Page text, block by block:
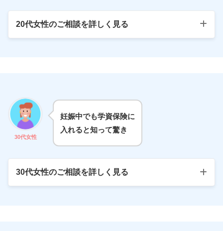
20代女性のご相談を詳しく見る
うしたらいいか迷っていました。
そんな時、ネットを見ているとガーデンさんの
広告がでてきて、相談するだけでお米がもらえ
30代女性
妊娠中でも学資保険に
入れると知って驚き
30代女性のご相談を詳しく見る